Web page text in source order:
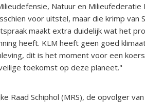
Natuur en
voor uitstel, maar die krimp van
maakt extra duidelijk wat het
heeft. KLM heeft geen goed
dit is het moment voor een
toekomst op deze planeet."
Raad Schiphol (MRS), de opvolger